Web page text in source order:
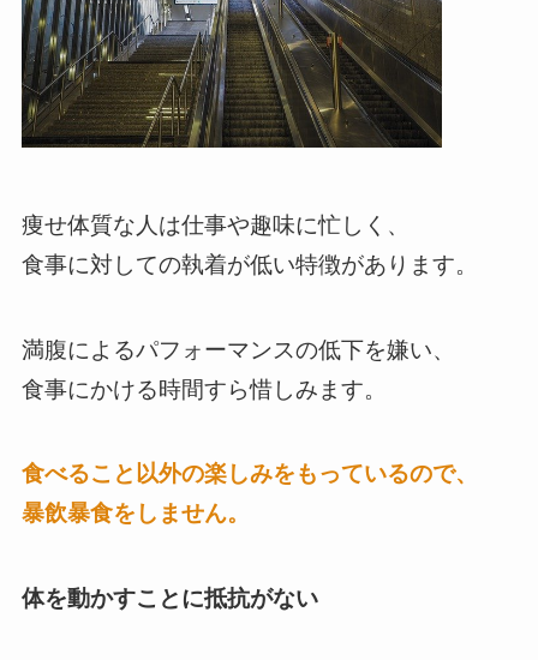
痩せ体質な人は仕事や趣味に忙しく、
食事に対しての執着が低い特徴があります。
満腹によるパフォーマンスの低下を嫌い、
食事にかける時間すら惜しみます。
食べること以外の楽しみをもっているので、
暴飲暴食をしません。
体を動かすことに抵抗がない